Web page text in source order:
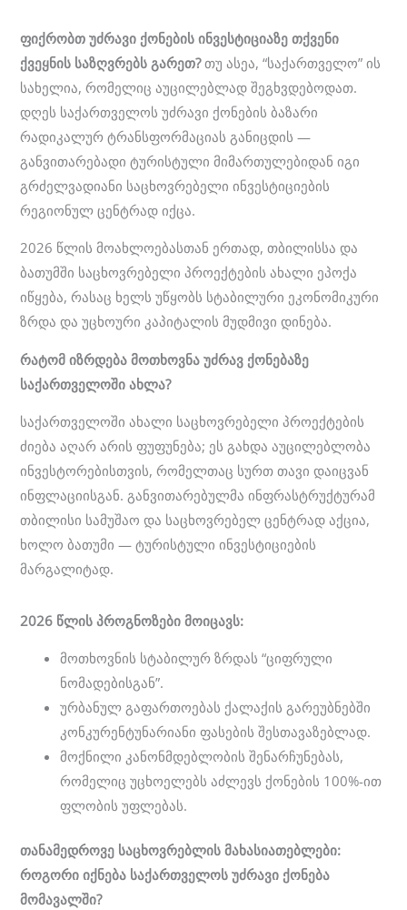
ფიქრობთ უძრავი ქონების ინვესტიციაზე თქვენი
ქვეყნის საზღვრებს გარეთ?თუ ასეა, “საქართველო” ის
სახელია, რომელიც აუცილებლად შეგხვდებოდათ.
დღეს საქართველოს უძრავი ქონების ბაზარი
რადიკალურ ტრანსფორმაციას განიცდის —
განვითარებადი ტურისტული მიმართულებიდან იგი
გრძელვადიანი საცხოვრებელი ინვესტიციების
რეგიონულ ცენტრად იქცა.
2026 წლის მოახლოებასთან ერთად, თბილისსა და
ბათუმში საცხოვრებელი პროექტების ახალი ეპოქა
იწყება, რასაც ხელს უწყობს სტაბილური ეკონომიკური
ზრდა და უცხოური კაპიტალის მუდმივი დინება.
რატომ იზრდება მოთხოვნა უძრავ ქონებაზე
საქართველოში ახლა?
საქართველოში ახალი საცხოვრებელი პროექტების
ძიება აღარ არის ფუფუნება; ეს გახდა აუცილებლობა
ინვესტორებისთვის, რომელთაც სურთ თავი დაიცვან
ინფლაციისგან. განვითარებულმა ინფრასტრუქტურამ
თბილისი სამუშაო და საცხოვრებელ ცენტრად აქცია,
ხოლო ბათუმი — ტურისტული ინვესტიციების
მარგალიტად.
2026 წლის პროგნოზები მოიცავს:
მოთხოვნის სტაბილურ ზრდას “ციფრული
ნომადებისგან”.
ურბანულ გაფართოებას ქალაქის გარეუბნებში
კონკურენტუნარიანი ფასების შესთავაზებლად.
მოქნილი კანონმდებლობის შენარჩუნებას,
რომელიც უცხოელებს აძლევს ქონების 100%-ით
ფლობის უფლებას.
თანამედროვე საცხოვრებლის მახასიათებლები:
როგორი იქნება საქართველოს უძრავი ქონება
მომავალში?